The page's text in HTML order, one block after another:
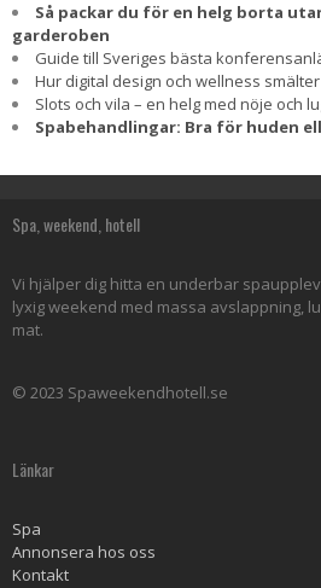
Så packar du för en helg borta
garderoben
Guide till Sveriges bästa
Hur digital design och wellness
Slots och vila – en helg med nöje och
Spabehandlingar: Bra för huden
Spa, weekend, hotell
Vi hjälper dig hitta en underbar
lyxig weekend med massa avslappning,
mat.
© 2023 Spaweekendhotell.se
Länkar
Spa
Annonsera hos oss
Kontakt